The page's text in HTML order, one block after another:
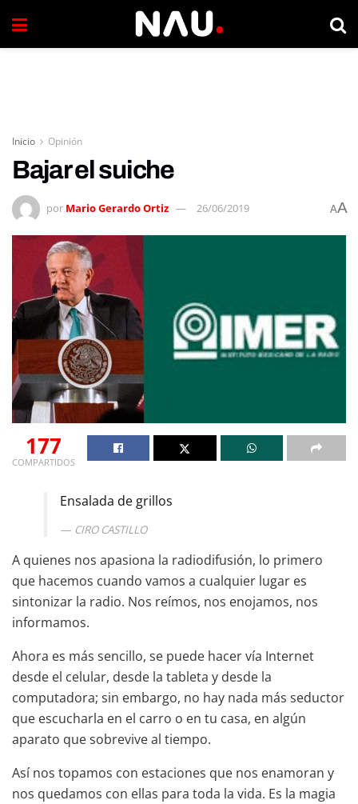
Inicio Opinión
Bajar el suiche
por Mario Gerardo Ortiz 26/06/2019 AA
177
COMPARTIDOS
Ensalada de grillos
CIRO CASTILLO
A quienes nos apasiona la radiodifusión, lo primero
que hacemos cuando vamos a cualquier lugar es
sintonizar la radio. Nos reímos, nos enojamos, nos
informamos.
Ahora es más sencillo, se puede hacer vía Internet
desde el celular, desde la tableta y desde la
computadora; sin embargo, no hay nada más seductor
que escucharla en el carro o en tu casa, en algún
aparato que sobrevive al tiempo.
Así nos topamos con estaciones que nos enamoran y
nos quedamos con ellas para toda la vida. Es la magia